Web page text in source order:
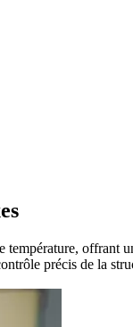
précis de la